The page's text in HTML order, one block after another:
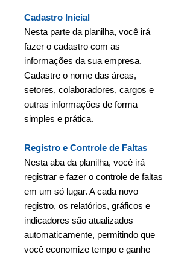
Cadastro Inicial
Nesta parte da planilha, você irá
fazer o cadastro com as
informações da sua empresa.
Cadastre o nome das áreas,
setores, colaboradores, cargos e
outras informações de forma
simples e prática.
Registro e Controle de Faltas
Nesta aba da planilha, você irá
registrar e fazer o controle de faltas
em um só lugar. A cada novo
registro, os relatórios, gráficos e
indicadores são atualizados
automaticamente, permitindo que
você economize tempo e ganhe